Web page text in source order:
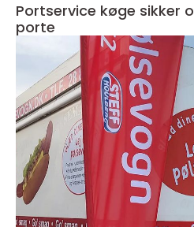
Portservice køge sikker og stabil drift af dine
porte